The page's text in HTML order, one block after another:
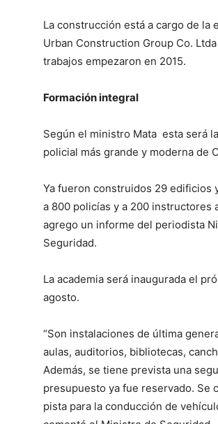
La construcción está a cargo de la
Urban Construction Group Co. Ltda
trabajos empezaron en 2015.
Formación integral
Según el ministro Mata esta será
policial más grande y moderna de
Ya fueron construidos 29 edificios
a 800 policías y a 200 instructores
agrego un informe del periodista
Seguridad.
La academia será inaugurada el
agosto.
“Son instalaciones de última
aulas, auditorios, bibliotecas,
Además, se tiene prevista una
presupuesto ya fue reservado. Se
pista para la conducción de